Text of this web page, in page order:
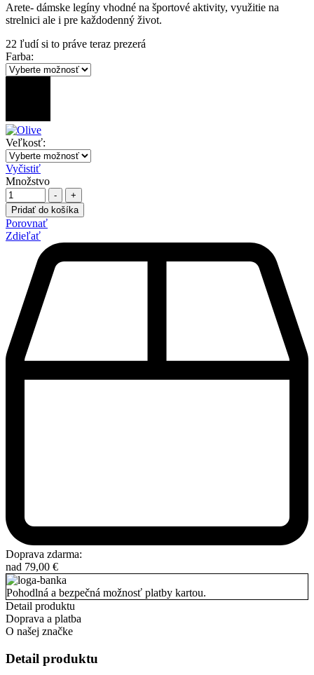
Arete- dámske legíny vhodné na športové aktivity, využitie na
strelnici ale i pre každodenný život.
22 ľudí si to práve teraz prezerá
Farba:
Veľkosť:
Vyčistiť
Množstvo
-
+
Pridať do košíka
Porovnať
Zdieľať
Doprava zdarma:
nad 79,00 €
Pohodlná a bezpečná možnosť platby kartou.
Detail produktu
Doprava a platba
O našej značke
Detail produktu